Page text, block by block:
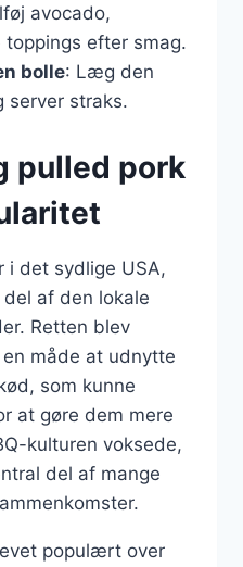
avocado,
toppings efter smag.
bolle: Læg den
server straks.
pulled pork
i det sydlige USA,
af den lokale
Retten blev
måde at udnytte
som kunne
at gøre dem mere
kulturen voksede,
del af mange
populært over